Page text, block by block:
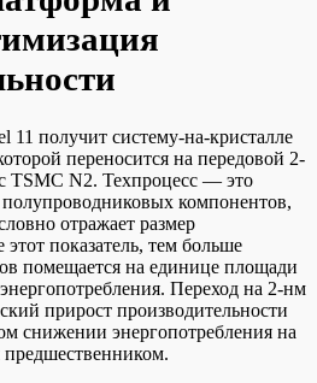
11 получит систему-на-кристалле
переносится на передовой 2-
TSMC N2. Техпроцесс — это
полупроводниковых компонентов,
отражает размер
показатель, тем больше
помещается на единице площади
Переход на 2-нм
прирост производительности
снижении энергопотребления на